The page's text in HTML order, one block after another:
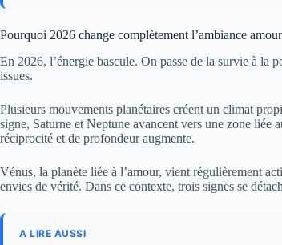
Pourquoi 2026 change complètement l’ambiance
En 2026, l’énergie bascule. On passe de la survie à la
issues.
Plusieurs mouvements planétaires créent un climat
signe, Saturne et Neptune avancent vers une zone liée
réciprocité et de profondeur augmente.
Vénus, la planète liée à l’amour, vient régulièrement
envies de vérité. Dans ce contexte, trois signes se
A LIRE AUSSI